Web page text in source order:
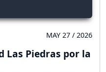
MAY 27 / 2026
Las Piedras por la